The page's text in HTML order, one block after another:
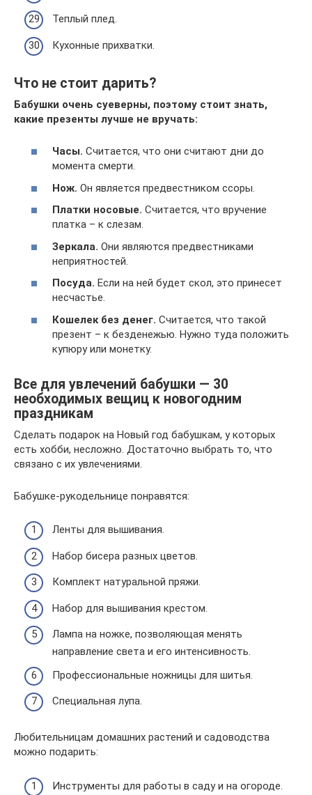
Теплый плед.
Кухонные прихватки.
Что не стоит дарить?
Бабушки очень суеверны, поэтому стоит знать,
какие презенты лучше не вручать:
Часы. Считается, что они считают дни до
момента смерти.
Нож. Он является предвестником ссоры.
Платки носовые. Считается, что вручение
платка – к слезам.
Зеркала. Они являются предвестниками
неприятностей.
Посуда. Если на ней будет скол, это принесет
несчастье.
Кошелек без денег. Считается, что такой
презент – к безденежью. Нужно туда положить
купюру или монетку.
Все для увлечений бабушки — 30
необходимых вещиц к новогодним
праздникам
Сделать подарок на Новый год бабушкам, у которых
есть хобби, несложно. Достаточно выбрать то, что
связано с их увлечениями.
Бабушке-рукодельнице понравятся:
Ленты для вышивания.
Набор бисера разных цветов.
Комплект натуральной пряжи.
Набор для вышивания крестом.
Лампа на ножке, позволяющая менять
направление света и его интенсивность.
Профессиональные ножницы для шитья.
Специальная лупа.
Любительницам домашних растений и садоводства
можно подарить:
Инструменты для работы в саду и на огороде.